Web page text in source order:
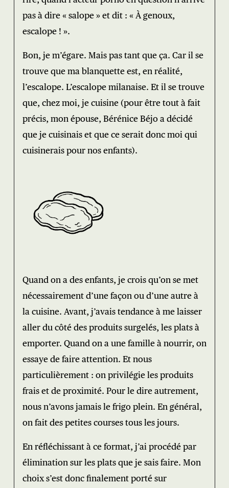
pas à dire « salope » et dit : « À genoux,
escalope ! ».
Bon, je m’égare. Mais pas tant que ça. Car il se
trouve que ma blanquette est, en réalité,
l’escalope. L’escalope milanaise. Et il se trouve
que, chez moi, je cuisine (pour être tout à fait
précis, mon épouse, Bérénice Béjo a décidé
que je cuisinais et que ce serait donc moi qui
cuisinerais pour nos enfants).
Quand on a des enfants, je crois qu’on se met
nécessairement d’une façon ou d’une autre à
la cuisine. Avant, j’avais tendance à me laisser
aller du côté des produits surgelés, les plats à
emporter. Quand on a une famille à nourrir, on
essaye de faire attention. Et nous
particulièrement : on privilégie les produits
frais et de proximité. Pour le dire autrement,
nous n’avons jamais le frigo plein. En général,
on fait des petites courses tous les jours.
En réfléchissant à ce format, j’ai procédé par
élimination sur les plats que je sais faire. Mon
choix s’est donc finalement porté sur